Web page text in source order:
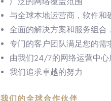
与全球本地运营商，软件和
全面的解决方案和服务组合
专门的客户团队满足您的需
由我们24/7的网络运营中
我们追求卓越的努力
我们的全球合作伙伴